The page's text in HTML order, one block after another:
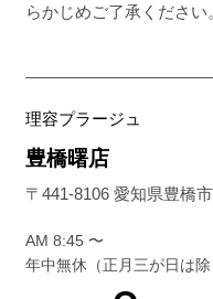
らかじめご了承ください
理容プラージュ
豊橋曙店
〒441-8106 愛知県豊橋
AM 8:45 〜
年中無休（正月三が日は除